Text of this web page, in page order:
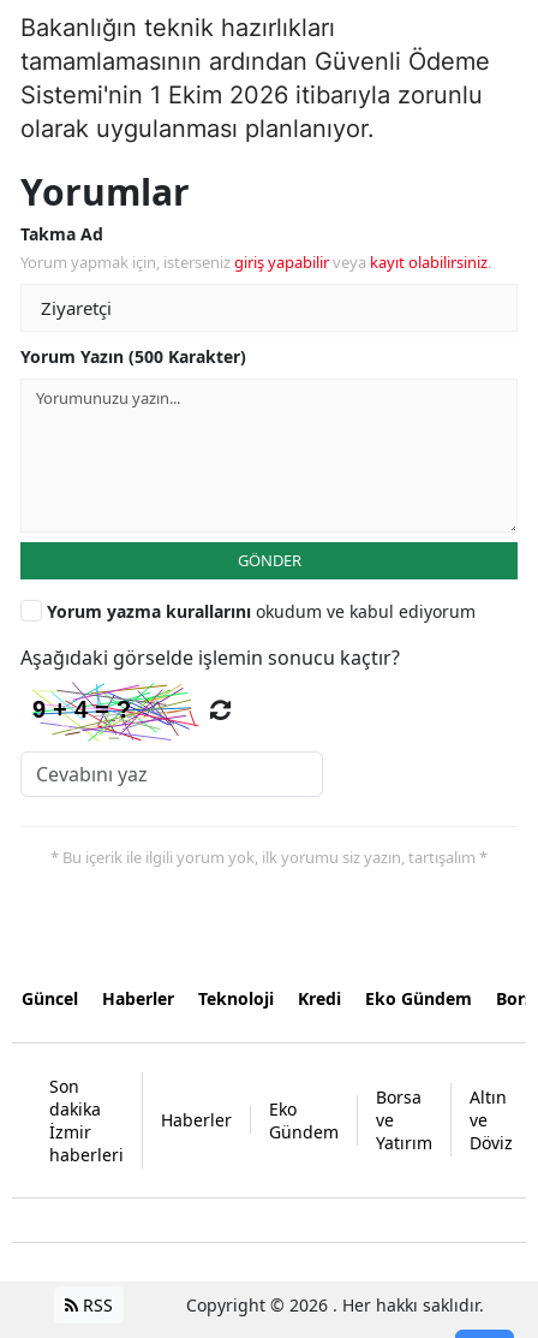
Bakanlığın teknik hazırlıkları
tamamlamasının ardından Güvenli Ödeme
Sistemi'nin 1 Ekim 2026 itibarıyla zorunlu
olarak uygulanması planlanıyor.
Yorumlar
Takma Ad
Yorum yapmak için, istersenizgiriş yapabilirveya kayıt olabilirsiniz.
Yorum Yazın (500 Karakter)
GÖNDER
Yorum yazma kurallarını okudum ve kabul ediyorum
Aşağıdaki görselde işlemin sonucu kaçtır?
* Bu içerik ile ilgili yorum yok, ilk yorumu siz yazın, tartışalım *
Güncel Haberler Teknoloji Kredi Eko Gündem
Son
dakika
İzmir
haberleri
Haberler
Eko
Gündem
Borsa
ve
Yatırım
Altın
ve
Döviz
RSS Copyright © 2026 . Her hakkı saklıdır.